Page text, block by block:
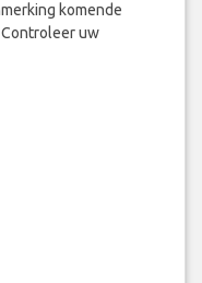
komende
uw